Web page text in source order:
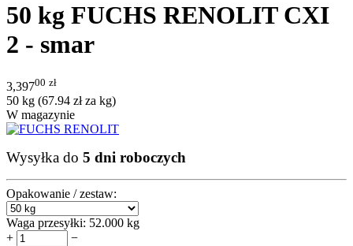
50 kg FUCHS RENOLIT CXI
2 - smar
3,39700 zł
50 kg (67.94 złza kg)
W magazynie
Wysyłka do 5 dni roboczych
Opakowanie / zestaw:
Waga przesyłki: 52.000 kg
+
−